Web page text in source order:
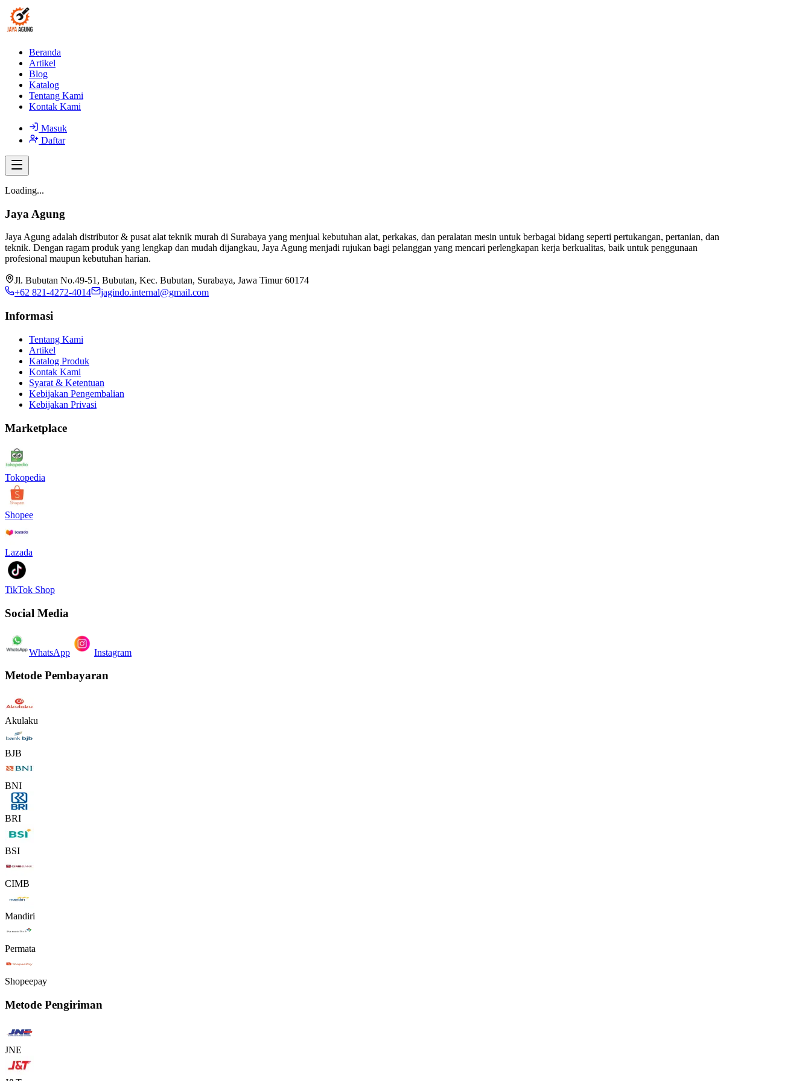
Beranda
Artikel
Blog
Katalog
Tentang Kami
Kontak Kami
Masuk
Daftar
Loading...
Jaya Agung
Jaya Agung adalah distributor & pusat alat teknik murah di Surabaya yang menjual kebutuhan alat, perkakas, dan peralatan mesin untuk berbagai bidang seperti pertukangan, pertanian, dan
teknik. Dengan ragam produk yang lengkap dan mudah dijangkau, Jaya Agung menjadi rujukan bagi pelanggan yang mencari perlengkapan kerja berkualitas, baik untuk penggunaan
profesional maupun kebutuhan harian.
Jl. Bubutan No.49-51, Bubutan, Kec. Bubutan, Surabaya, Jawa Timur 60174
+62 821-4272-4014
jagindo.internal@gmail.com
Informasi
Tentang Kami
Artikel
Katalog Produk
Kontak Kami
Syarat & Ketentuan
Kebijakan Pengembalian
Kebijakan Privasi
Marketplace
Tokopedia
Shopee
Lazada
TikTok Shop
Social Media
WhatsApp Instagram
Metode Pembayaran
Akulaku
BJB
BNI
BRI
BSI
CIMB
Mandiri
Permata
Shopeepay
Metode Pengiriman
JNE